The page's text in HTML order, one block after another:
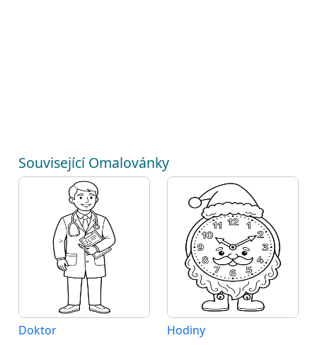
Související Omalovánky
Doktor Hodiny